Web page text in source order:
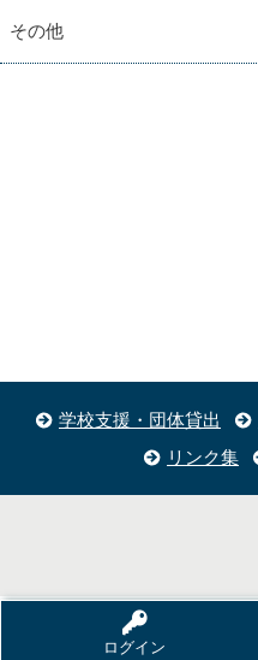
ログイン
その他
学校支援・団体貸出
リンク集